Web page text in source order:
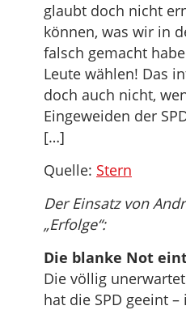
glaubt doch nicht
können, was wir in
falsch gemacht
Leute wählen! Das
doch auch nicht,
Eingeweiden der
[…]
Quelle: Stern
Der Einsatz von
„Erfolge“:
Die blanke Not
Die völlig
hat die SPD geeint